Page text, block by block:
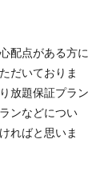
配点がある方に
だいておりま
放題保証プラン
ンなどについ
ればと思いま